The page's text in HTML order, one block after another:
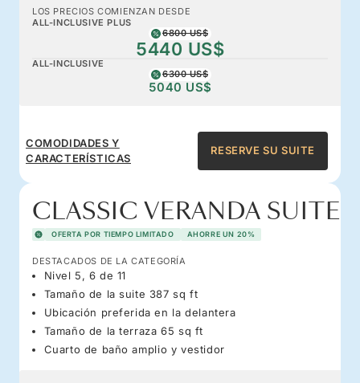
LOS PRECIOS COMIENZAN DESDE
ALL-INCLUSIVE PLUS
6800 US$
5440 US$
ALL-INCLUSIVE
6300 US$
5040 US$
COMODIDADES Y
CARACTERÍSTICAS
RESERVE SU SUITE
CLASSIC VERANDA SUITE
OFERTA POR TIEMPO LIMITADO AHORRE UN 20%
DESTACADOS DE LA CATEGORÍA
Nivel 5, 6 de 11
Tamaño de la suite 387 sq ft
Ubicación preferida en la delantera
Tamaño de la terraza 65 sq ft
Cuarto de baño amplio y vestidor